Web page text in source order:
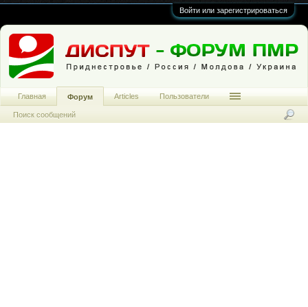
Войти или зарегистрироваться
Главная Форум
Поиск сообщений
Articles Пользователи